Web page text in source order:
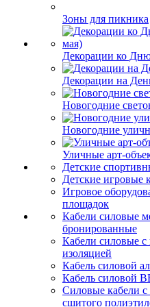
Зоны для пикника
Декорации ко
Декорации на
Новогодние
Новогодние
Уличные арт-
Детские
Детские игровые
Игровое
площадок
Кабели силовые
бронированные
Кабели силовые с
изоляцией
Кабель силовой
Кабель силовой
Силовые кабели с
сшитого